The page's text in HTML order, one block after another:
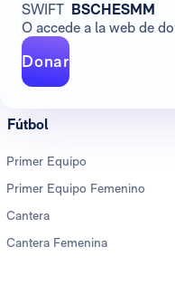
SWIFT BSCHESMM
O accede a la web de
Donar
Fútbol
Primer Equipo
Primer Equipo Femenino
Cantera
Cantera Femenina